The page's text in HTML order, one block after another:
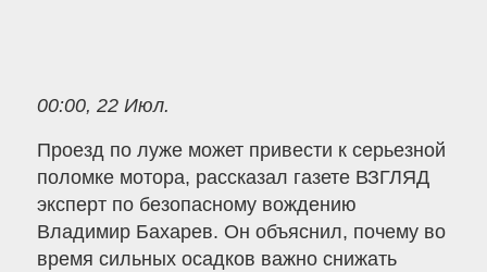
00:00, 22 Июл.
Проезд по луже может привести к серьезной
поломке мотора, рассказал газете ВЗГЛЯД
эксперт по безопасному вождению
Владимир Бахарев. Он объяснил, почему во
время сильных осадков важно снижать